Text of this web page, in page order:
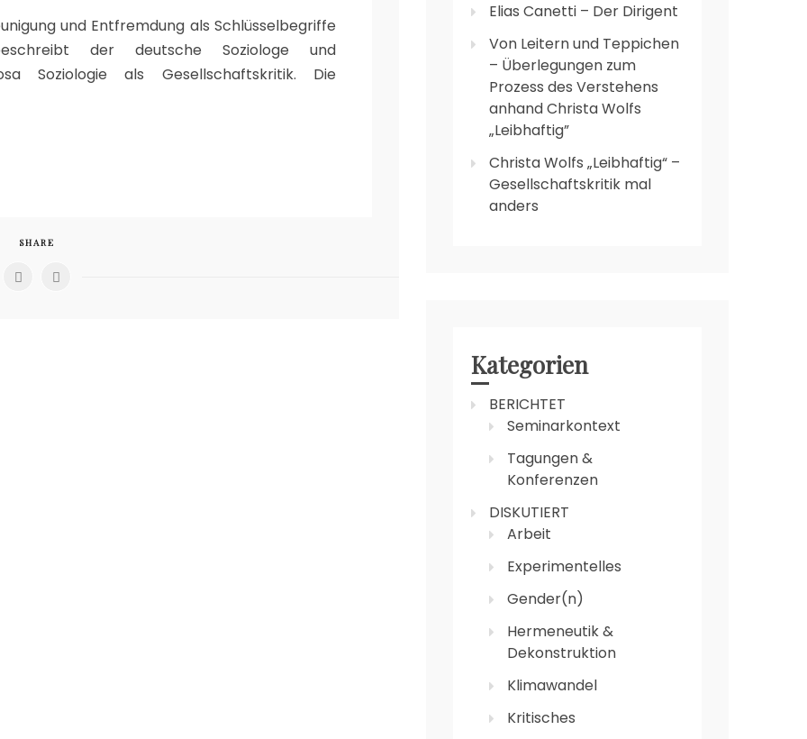
und Entfremdung als Schlüsselbegriffe
der deutsche Soziologe und
Soziologie als Gesellschaftskritik. Die
SHARE
Elias Canetti – Der Dirigent
Von Leitern und Teppichen
– Überlegungen zum
Prozess des Verstehens
anhand Christa Wolfs
„Leibhaftig”
Christa Wolfs „Leibhaftig“ –
Gesellschaftskritik mal
anders
Kategorien
BERICHTET
Seminarkontext
Tagungen &
Konferenzen
DISKUTIERT
Arbeit
Experimentelles
Gender(n)
Hermeneutik &
Dekonstruktion
Klimawandel
Kritisches